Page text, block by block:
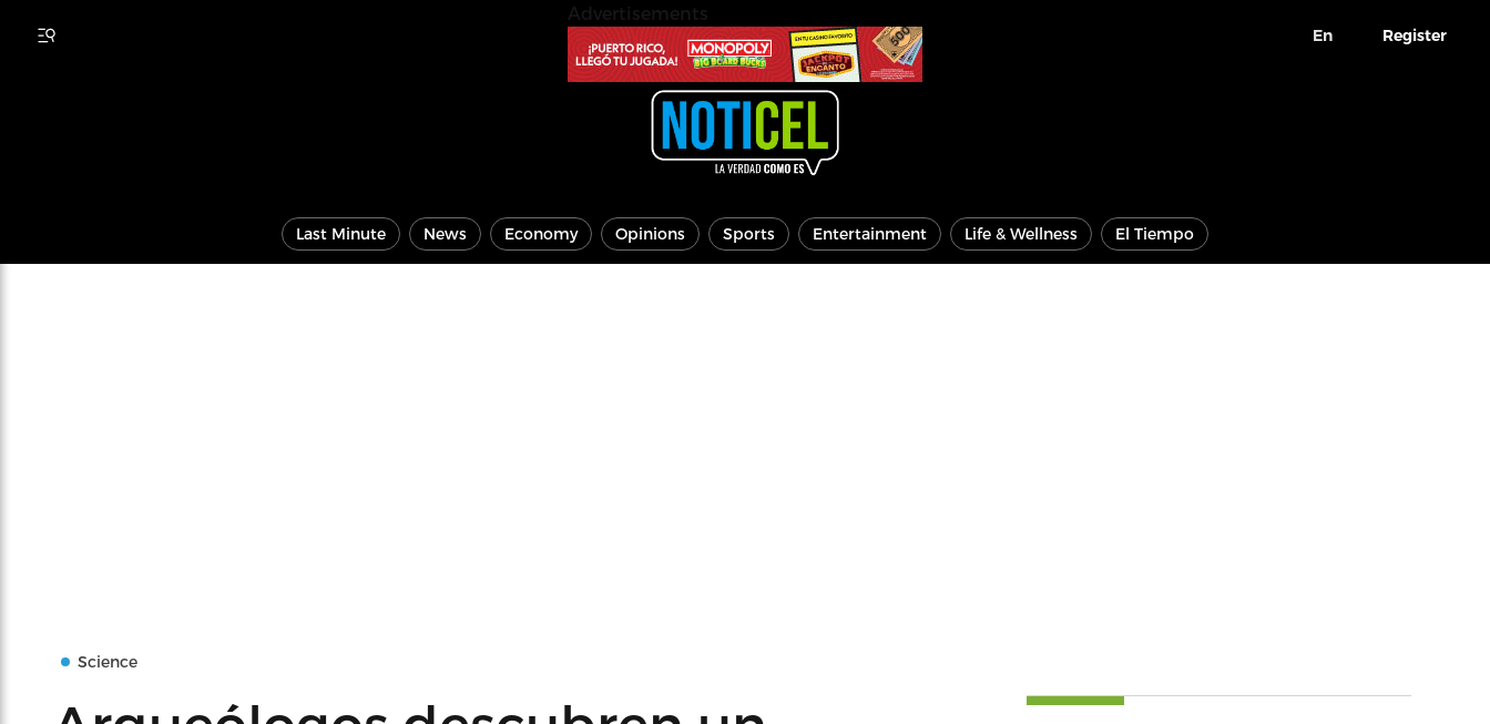
En Register
Last Minute News Economy Opinions Sports Entertainment Life & Wellness El Tiempo
Science